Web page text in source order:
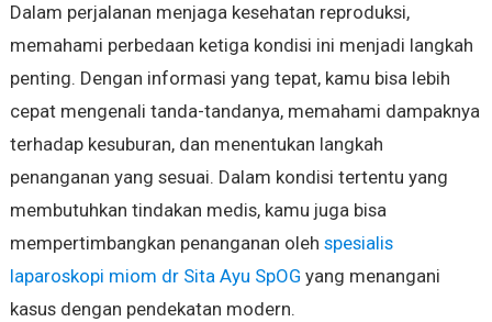
Dalam perjalanan menjaga kesehatan reproduksi,
memahami perbedaan ketiga kondisi ini menjadi langkah
penting. Dengan informasi yang tepat, kamu bisa lebih
cepat mengenali tanda-tandanya, memahami dampaknya
terhadap kesuburan, dan menentukan langkah
penanganan yang sesuai. Dalam kondisi tertentu yang
membutuhkan tindakan medis, kamu juga bisa
mempertimbangkan penanganan oleh spesialis
laparoskopi miom dr Sita Ayu SpOG yang menangani
kasus dengan pendekatan modern.